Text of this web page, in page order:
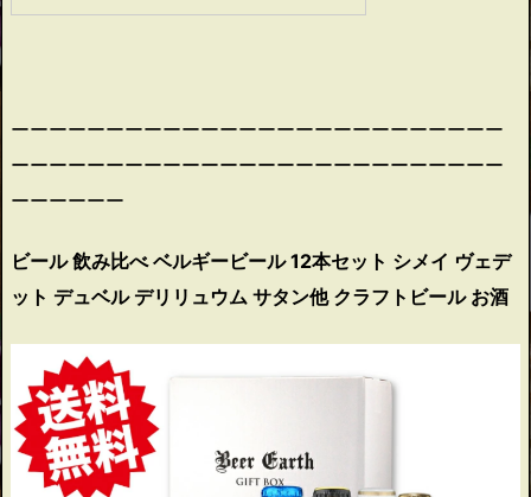
ーーーーーーーーーーーーーーーーーーーーーーーーーー
ーーーーーーーーーーーーーーーーーーーーーーーーーー
ーーーーーー
ビール 飲み比べ ベルギービール 12本セット シメイ ヴェデ
ット デュベル デリリュウム サタン他 クラフトビール お酒